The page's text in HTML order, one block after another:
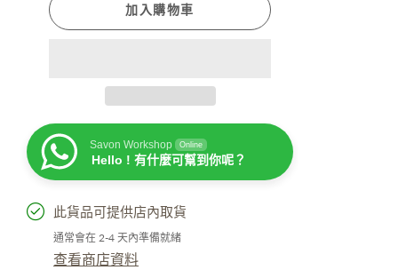
加入購物車
Savon Workshop Online
Hello ! 有什麼可幫到你呢？
此貨品可提供店內取貨
通常會在 2-4 天內準備就緒
查看商店資料